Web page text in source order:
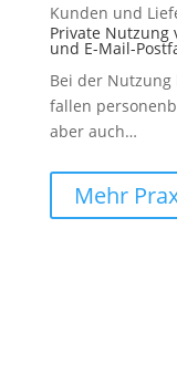
Kunden und
Private Nutzung
und E-Mail-
Bei der
fallen
aber auch…
Mehr